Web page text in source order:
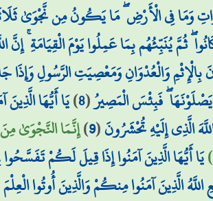
وَمَا فِي الْأَرْضِ ۖ مَا يَكُونُ مِن نَّجْوَىٰ
ثُمَّ يُنَبِّئُهُم بِمَا عَمِلُوا يَوْمَ الْقِيَامَةِ
وَالْعُدْوَانِ وَمَعْصِيَتِ الرَّسُولِ وَإِذَا
فَبِئْسَ الْمَصِيرُ(
8
)يَا أَيُّهَا
الَّذِي إِلَيْهِ تُحْشَرُونَ(
9
)إِنَّمَا النَّجْوَىٰ
يَا أَيُّهَا الَّذِينَ آمَنُوا إِذَا قِيلَ لَكُمْ
اللَّهُ الَّذِينَ آمَنُوا مِنكُمْ وَالَّذِينَ أُوتُوا